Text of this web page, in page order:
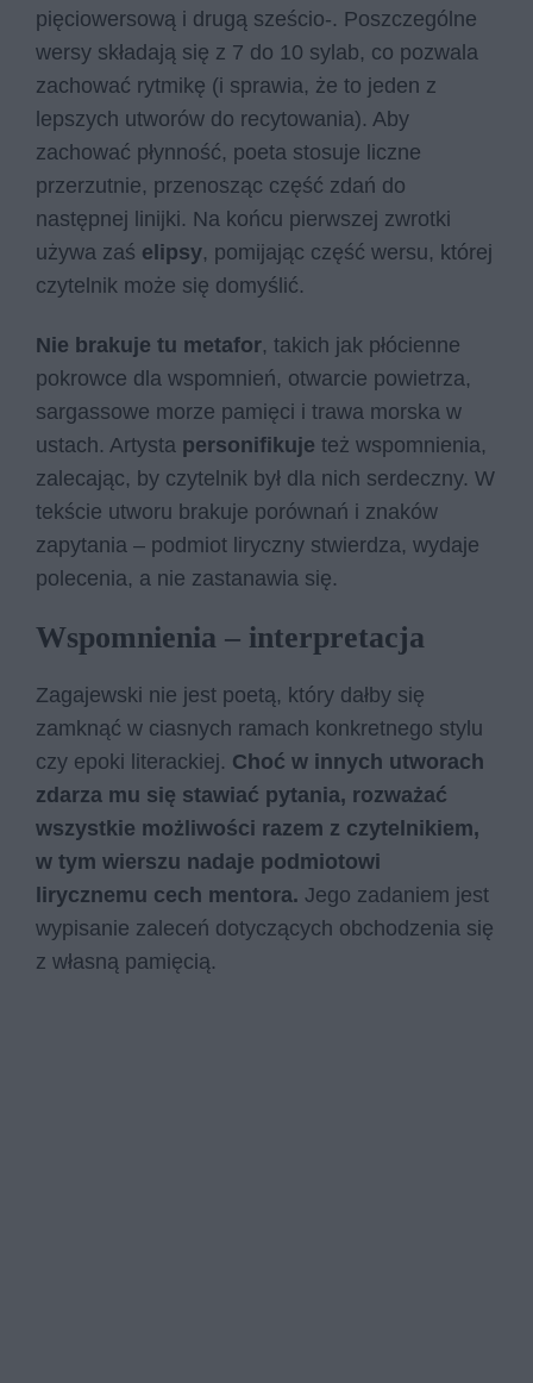
pięciowersową i drugą sześcio-. Poszczególne
wersy składają się z 7 do 10 sylab, co pozwala
zachować rytmikę (i sprawia, że to jeden z
lepszych utworów do recytowania). Aby
zachować płynność, poeta stosuje liczne
przerzutnie, przenosząc część zdań do
następnej linijki. Na końcu pierwszej zwrotki
używa zaś elipsy, pomijając część wersu, której
czytelnik może się domyślić.
Nie brakuje tu metafor, takich jak płócienne
pokrowce dla wspomnień, otwarcie powietrza,
sargassowe morze pamięci i trawa morska w
ustach. Artysta personifikuje też wspomnienia,
zalecając, by czytelnik był dla nich serdeczny. W
tekście utworu brakuje porównań i znaków
zapytania – podmiot liryczny stwierdza, wydaje
polecenia, a nie zastanawia się.
Wspomnienia – interpretacja
Zagajewski nie jest poetą, który dałby się
zamknąć w ciasnych ramach konkretnego stylu
czy epoki literackiej. Choć w innych utworach
zdarza mu się stawiać pytania, rozważać
wszystkie możliwości razem z czytelnikiem,
w tym wierszu nadaje podmiotowi
lirycznemu cech mentora. Jego zadaniem jest
wypisanie zaleceń dotyczących obchodzenia się
z własną pamięcią.